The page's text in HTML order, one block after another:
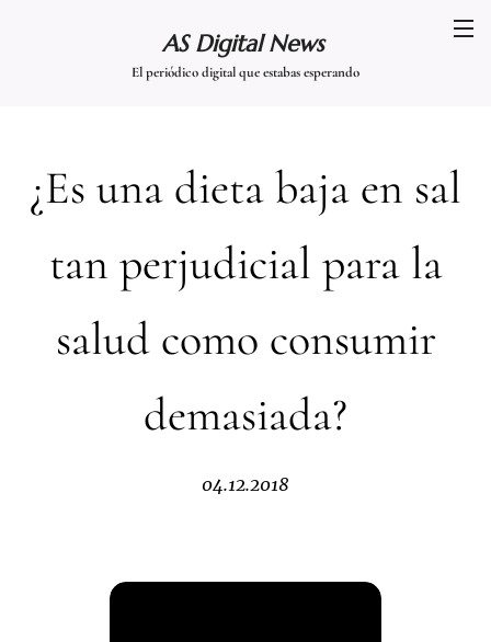
AS Digital News
El periódico digital que estabas esperando
¿Es una dieta baja en sal
tan perjudicial para la
salud como consumir
demasiada?
04.12.2018